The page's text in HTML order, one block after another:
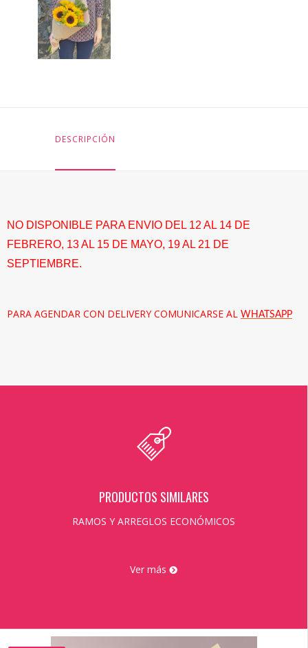
DESCRIPCIÓN
NO DISPONIBLE PARA ENVIO DEL 12 AL 14 DE
FEBRERO, 13 AL 15 DE MAYO, 19 AL 21 DE
SEPTIEMBRE.
PARA AGENDAR CON DELIVERY COMUNICARSE AL WHATSAPP
PRODUCTOS SIMILARES
RAMOS Y ARREGLOS ECONÓMICOS
Ver más